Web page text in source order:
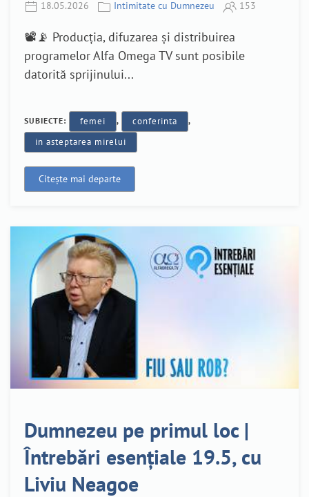
18.05.2026 Intimitate cu Dumnezeu 153
📽️📡 Producția, difuzarea și distribuirea
programelor Alfa Omega TV sunt posibile
datorită sprijinului...
SUBIECTE: femei , conferinta ,
in asteptarea mirelui
Citește mai departe
Dumnezeu pe primul loc |
Întrebări esențiale 19.5, cu
Liviu Neagoe